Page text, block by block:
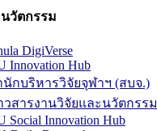
วัตกรรม
DigiVerse
Innovation Hub
นักบริหารวิจัยจุฬาฯ (สบจ.)
วสารงานวิจัยและนวัตกรรม
Social Innovation Hub